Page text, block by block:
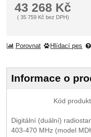
43 268 Kč
(35 759 Kč bez DPH)
Porovnat Hlídací pes
Informace o
Kód
Digitální (duální)
403-470 MHz (model